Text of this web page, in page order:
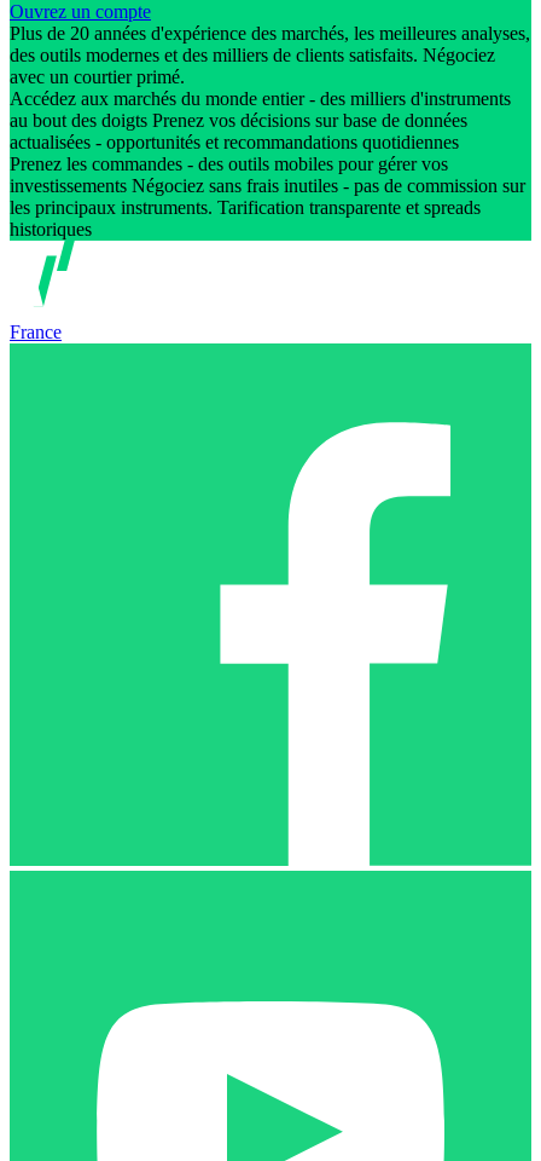
Ouvrez un compte
Plus de 20 années d'expérience des marchés, les meilleures analyses,
des outils modernes et des milliers de clients satisfaits. Négociez
avec un courtier primé.
Accédez aux marchés du monde entier - des milliers d'instruments
au bout des doigts Prenez vos décisions sur base de données
actualisées - opportunités et recommandations quotidiennes
Prenez les commandes - des outils mobiles pour gérer vos
investissements Négociez sans frais inutiles - pas de commission sur
les principaux instruments. Tarification transparente et spreads
historiques
France